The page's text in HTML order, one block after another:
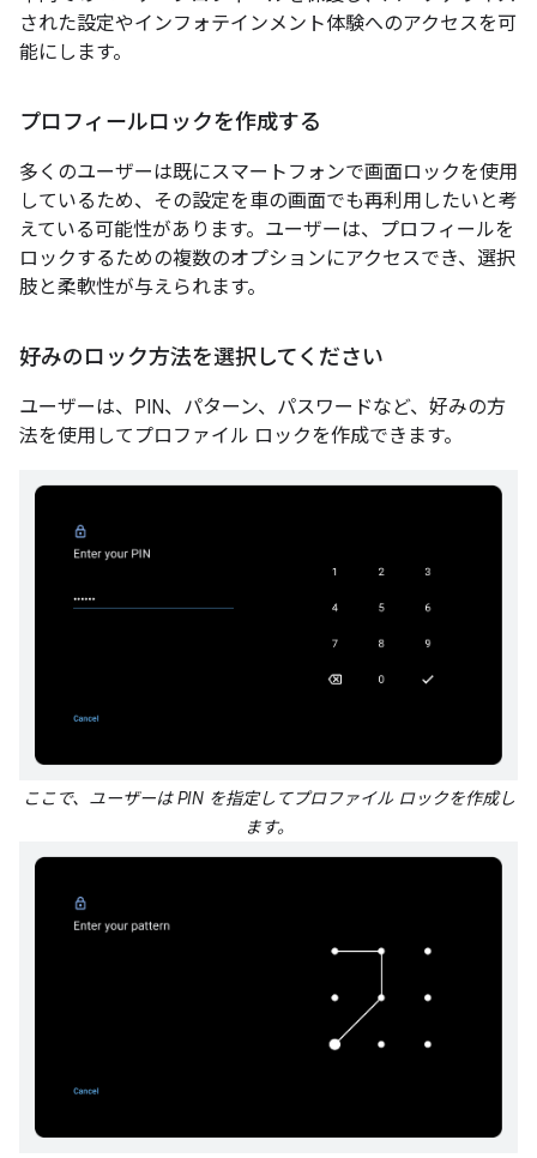
された設定やインフォテインメント体験へのアクセスを可
能にします。
プロフィールロックを作成する
多くのユーザーは既にスマートフォンで画面ロックを使用
しているため、その設定を車の画面でも再利用したいと考
えている可能性があります。ユーザーは、プロフィールを
ロックするための複数のオプションにアクセスでき、選択
肢と柔軟性が与えられます。
好みのロック方法を選択してください
ユーザーは、PIN、パターン、パスワードなど、好みの方
法を使用してプロファイル ロックを作成できます。
ここで、ユーザーは PIN を指定してプロファイル ロックを作成し
ます。